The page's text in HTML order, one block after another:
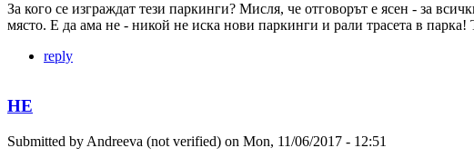
За кого се изграждат тези паркинги? Мисля, че отговорът е ясен - за
място. Е да ама не - никой не иска нови паркинги и рали трасета в
reply
НЕ
Submitted by Andreeva (not verified) on Mon, 11/06/2017 - 12:51